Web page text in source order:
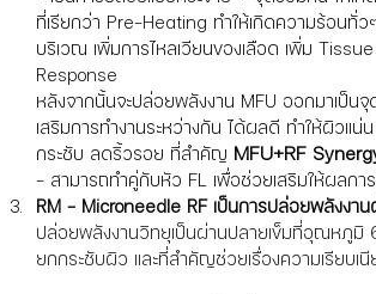
ที่เรียกว่า Pre-Heating ทำให้เกิดความร้อนทั่ว
บริเวณ เพิ่มการไหลเวียนของเลือด เพิ่ม Tissue
Response
หลังจากนั้นจะปล่อยพลังงาน MFU ออกมาเป็นจุ
เสริมการทำงานระหว่างกัน ได้ผลดี ทำให้ผิวแน่น
กระชับ ลดริ้วรอย ที่สำคัญ MFU+RF
- สามารถทำคู่กับหัว FL เพื่อช่วยเสริมให้ผลก
RM - Microneedle RF เป็นการปล่อยพลังงาน
ปล่อยพลังงานวิทยุเป็นผ่านปลายเข็มที่อุณหภูมิ
ยกกระชับผิว และที่สำคัญช่วยเรื่องความเรียบ